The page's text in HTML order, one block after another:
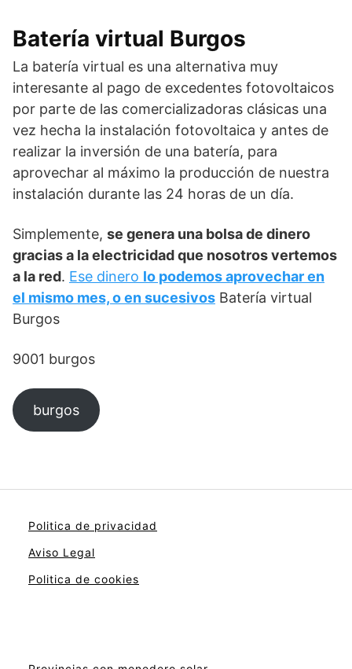
Batería virtual Burgos
La batería virtual es una alternativa muy
interesante al pago de excedentes fotovoltaicos
por parte de las comercializadoras clásicas una
vez hecha la instalación fotovoltaica y antes de
realizar la inversión de una batería, para
aprovechar al máximo la producción de nuestra
instalación durante las 24 horas de un día.
Simplemente, se genera una bolsa de dinero
gracias a la electricidad que nosotros vertemos
a la red. Ese dinero lo podemos aprovechar en
el mismo mes, o en sucesivos Batería virtual
Burgos
9001 burgos
burgos
Politica de privacidad
Aviso Legal
Politica de cookies